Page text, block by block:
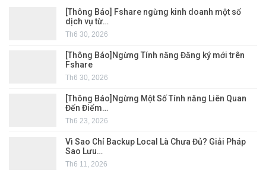
[Thông Báo] Fshare ngừng kinh doanh một số
dịch vụ từ…
Th6 30, 2026
[Thông Báo]Ngừng Tính năng Đăng ký mới trên
Fshare
Th6 30, 2026
[Thông Báo]Ngừng Một Số Tính năng Liên Quan
Đến Điểm…
Th6 23, 2026
Vì Sao Chỉ Backup Local Là Chưa Đủ? Giải Pháp
Sao Lưu…
Th6 11, 2026